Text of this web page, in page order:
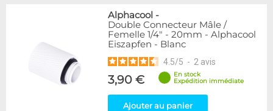
Alphacool -
Double Connecteur Mâle /
Femelle 1/4" - 20mm - Alphacool
Eiszapfen - Blanc
4.5/5 - 2 avis
3,90 €
En stock
Expédition immédiate
Ajouter au panier